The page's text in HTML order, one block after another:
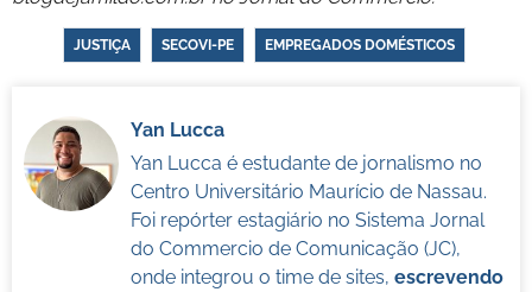
JUSTIÇA SECOVI-PE EMPREGADOS DOMÉSTICOS
Yan Lucca
Yan Lucca é estudante de jornalismo no
Centro Universitário Maurício de Nassau.
Foi repórter estagiário no Sistema Jornal
do Commercio de Comunicação (JC),
onde integrou o time de sites, escrevendo